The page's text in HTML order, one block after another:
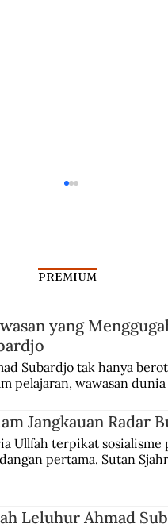
Repatriasi Jarahan
PREMIUM
yang
Subardjo tak hanya
pelajaran, wawasan
Verne, Multatuli, hingga
Jangkauan Radar
Ullfah terpikat sosialisme
pertama. Sutan
Leluhur Ahmad